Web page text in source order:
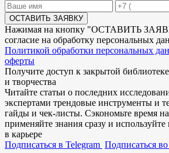
ОСТАВИТЬ ЗАЯВКУ
Нажимая на кнопку "ОСТАВИТЬ
согласие на обработку персональных
Политикой обработки персональных
оферты
Получите доступ к закрытой библиотеке
и творчества
Читайте статьи о последних
экспертами трендовые инструменты и
гайды и чек-листы. Сэкономьте время
применяйте знания сразу и используйте
в карьере
Подписаться в Telegram Подписаться